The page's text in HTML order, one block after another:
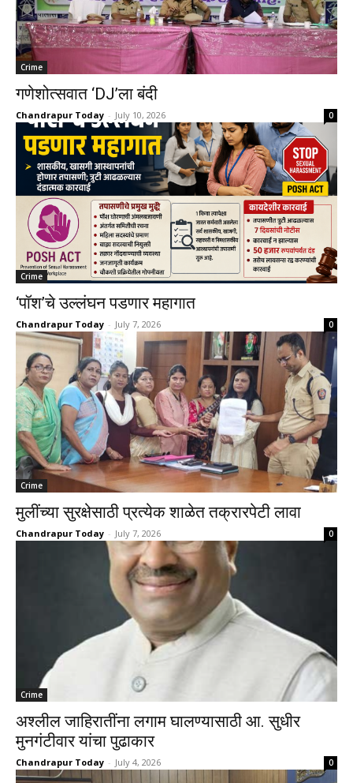
Crime
गणेशोत्सवात ‘DJ’ला बंदी
Chandrapur Today - July 10, 2026 0
Crime
‘पॉश’चे उल्लंघन पडणार महागात
Chandrapur Today - July 7, 2026 0
Crime
मुलींच्या सुरक्षेसाठी प्रत्येक शाळेत तक्रारपेटी लावा
Chandrapur Today - July 7, 2026 0
Crime
अश्लील जाहिरातींना लगाम घालण्यासाठी आ. सुधीर
मुनगंटीवार यांचा पुढाकार
Chandrapur Today - July 4, 2026 0